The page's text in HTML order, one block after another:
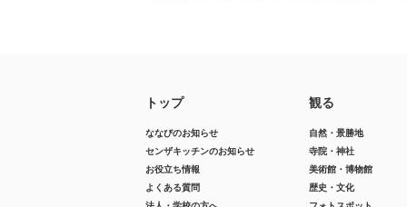
トップ
ななびのお知らせ
センザキッチンのお知らせ
お役立ち情報
よくある質問
観る
自然・景勝地
寺院・神社
美術館・博物館
歴史・文化